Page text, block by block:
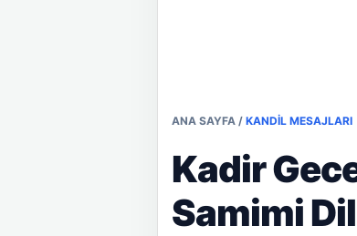
ANA SAYFA / KANDIL MESAJLARI
Kadir
Samimi